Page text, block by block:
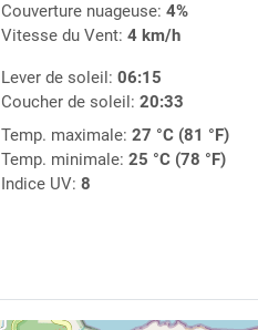
Couverture nuageuse: 4%
Vitesse du Vent: 4 km/h
Lever de soleil: 06:15
Coucher de soleil: 20:33
Temp. maximale: 27 °C (81 °F)
Temp. minimale: 25 °C (78 °F)
Indice UV: 8